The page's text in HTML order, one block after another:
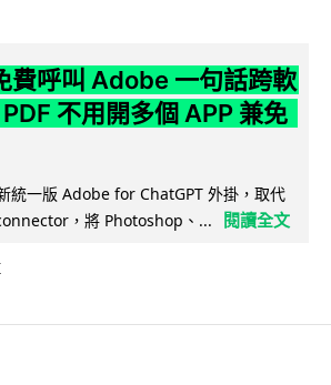
費呼叫 Adobe 一句話跨軟
不用開多個 APP 兼免
統一版 Adobe for ChatGPT 外掛，取代
，將 Photoshop、...
閱讀全文